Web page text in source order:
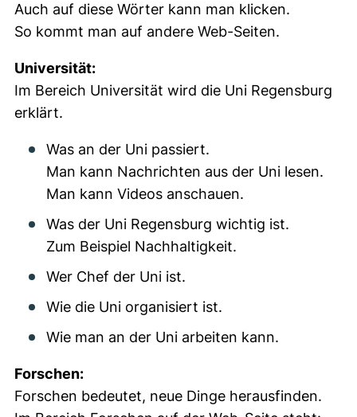
Auch auf diese Wörter kann man klicken.
So kommt man auf andere Web-Seiten.
Universität:
Im Bereich Universität wird die Uni Regensburg
erklärt.
Was an der Uni passiert.
Man kann Nachrichten aus der Uni lesen.
Man kann Videos anschauen.
Was der Uni Regensburg wichtig ist.
Zum Beispiel Nachhaltigkeit.
Wer Chef der Uni ist.
Wie die Uni organisiert ist.
Wie man an der Uni arbeiten kann.
Forschen:
Forschen bedeutet, neue Dinge herausfinden.